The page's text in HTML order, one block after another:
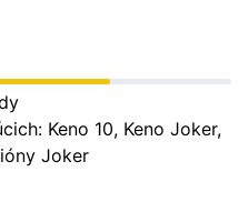
Keno 10, Keno Joker,
Joker